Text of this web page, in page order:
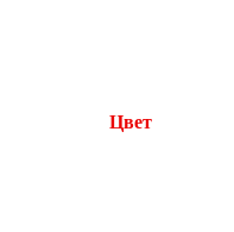
Цвет